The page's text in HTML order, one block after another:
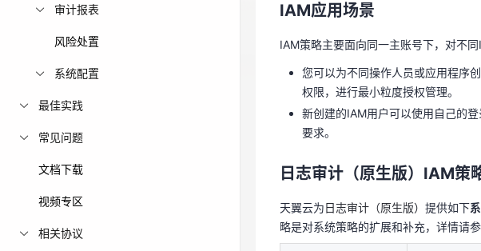
审计报表
风险处置
系统配置
最佳实践
常见问题
文档下载
视频专区
相关协议
您可以为不同操作人员或应用程序
新创建的IAM用户可以使用自己的
要求。
日志审计（原生版）IAM策
略是对系统策略的扩展和补充，详情请
las-admin 日志审计（
IAM应用场景
IAM策略主要面向同一主账号下，对不同
您可以为不同操作人员或应用程序
权限，进行最小粒度授权管理。
新创建的IAM用户可以使用自己的
要求。
日志审计（原生版）IAM策
天翼云为日志审计（原生版） 提供如下
略是对系统策略的扩展和补充，详情请